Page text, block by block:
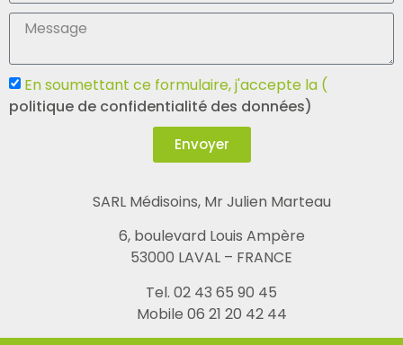
En soumettant ce formulaire, j'accepte la (
politique de confidentialité des données)
Envoyer
SARL Médisoins, Mr Julien Marteau
6, boulevard Louis Ampère
53000 LAVAL – FRANCE
Tel. 02 43 65 90 45
Mobile 06 21 20 42 44